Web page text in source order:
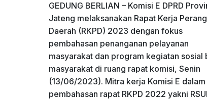
GEDUNG BERLIAN – Komisi E DPRD
Jateng melaksanakan Rapat Kerja
Daerah (RKPD) 2023 dengan fokus
pembahasan penanganan pelayanan
masyarakat dan program kegiatan sosial
masyarakat di ruang rapat komisi, Senin
(13/06/2023). Mitra kerja Komisi E dalam
pembahasan rapat RKPD 2022 yakni